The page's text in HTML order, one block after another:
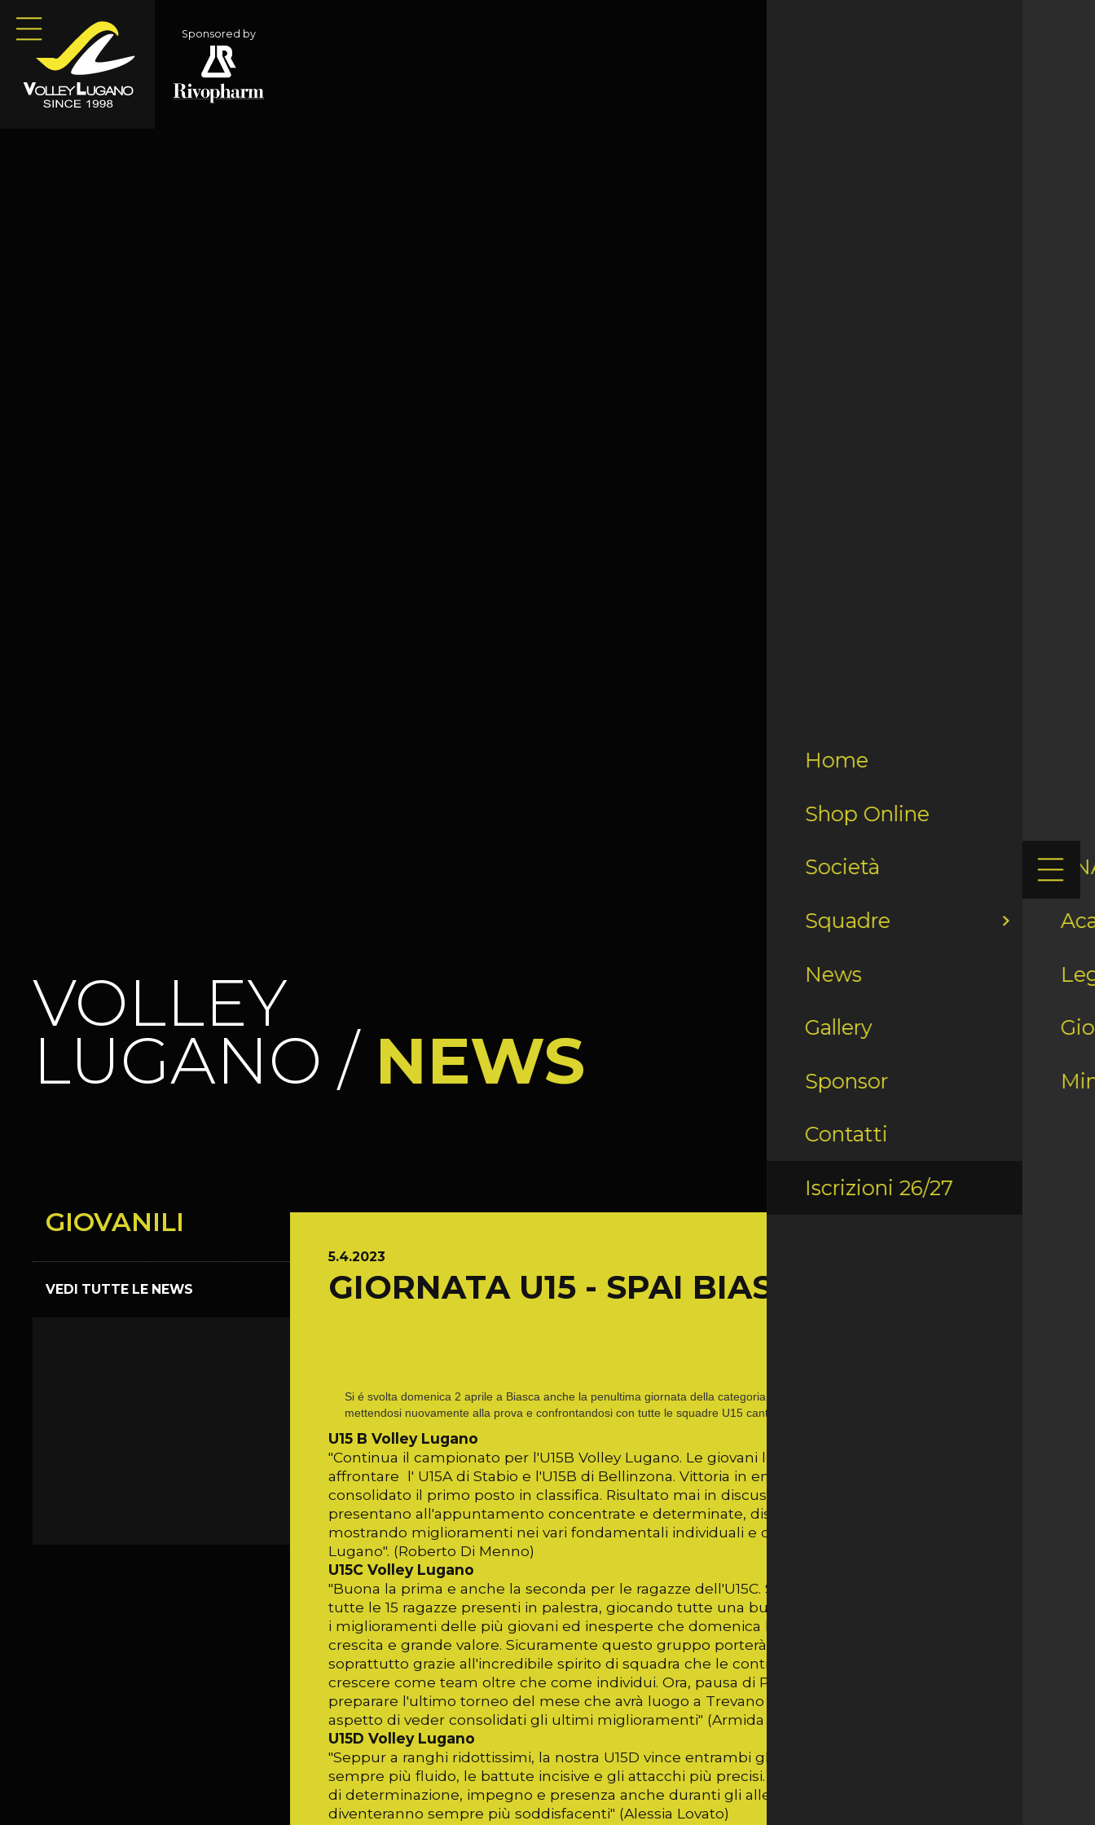
Sponsored by
Home
Shop Online
Società
Squadre
News
Gallery
Sponsor
Contatti
Iscrizioni 26/27
VOLLEY
LUGANO / NEWS
GIOVANILI
VEDI TUTTE LE NEWS
5.4.2023
GIORNATA U15 - SPAI BIASCA
Si é svolta domenica 2 aprile a Biasca anche la penultima giornata della categoria U15. 4 nostre U15 hanno partecipato al torneo
mettendosi nuovamente alla prova e confrontandosi con tutte le squadre U15 cantonali.
U15 B Volley Lugano
"Continua il campionato per l'U15B Volley Lugano. Le giovani luganesi sono chiamate ad
affrontare l' U15A di Stabio e l'U15B di Bellinzona. Vittoria in entrambe le gare per 2-0 e
consolidato il primo posto in classifica. Risultato mai in discussione, le nostre ragazze si
presentano all'appuntamento concentrate e determinate, disputando due ottime partite,
mostrando miglioramenti nei vari fondamentali individuali e di squadra. Brave ragazze e forza
Lugano". (Roberto Di Menno)
U15C Volley Lugano
"Buona la prima e anche la seconda per le ragazze dell'U15C. Sul campo di Biasca, si avvicendano
tutte le 15 ragazze presenti in palestra, giocando tutte una buona pallavolo. Spiccano, tra queste,
i miglioramenti delle più giovani ed inesperte che domenica hanno dato dimostrazione di
crescita e grande valore. Sicuramente questo gruppo porterà a casa grandi soddisfazioni,
soprattutto grazie all'incredibile spirito di squadra che le contraddistingue e che permette loro di
crescere come team oltre che come individui. Ora, pausa di Pasqua e poi si ritorna al lavoro per
preparare l'ultimo torneo del mese che avrà luogo a Trevano sabato 6 maggio. Torneo in cui mi
aspetto di veder consolidati gli ultimi miglioramenti" (Armida Zampese)
U15D Volley Lugano
"Seppur a ranghi ridottissimi, la nostra U15D vince entrambi gli incontri. Il gioco sta diventando
sempre più fluido, le battute incisive e gli attacchi più precisi. Forza ragazze ore serve un po' più
di determinazione, impegno e presenza anche duranti gli allenamenti . Vedrete che i risultati
diventeranno sempre più soddisfacenti" (Alessia Lovato)